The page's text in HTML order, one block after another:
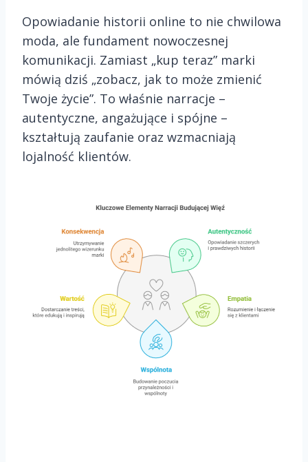
Opowiadanie historii online to nie chwilowa
moda, ale fundament nowoczesnej
komunikacji. Zamiast „kup teraz” marki
mówią dziś „zobacz, jak to może zmienić
Twoje życie”. To właśnie narracje –
autentyczne, angażujące i spójne –
kształtują zaufanie oraz wzmacniają
lojalność klientów.